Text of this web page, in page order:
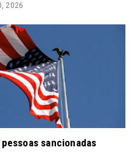
2026
sancionadas